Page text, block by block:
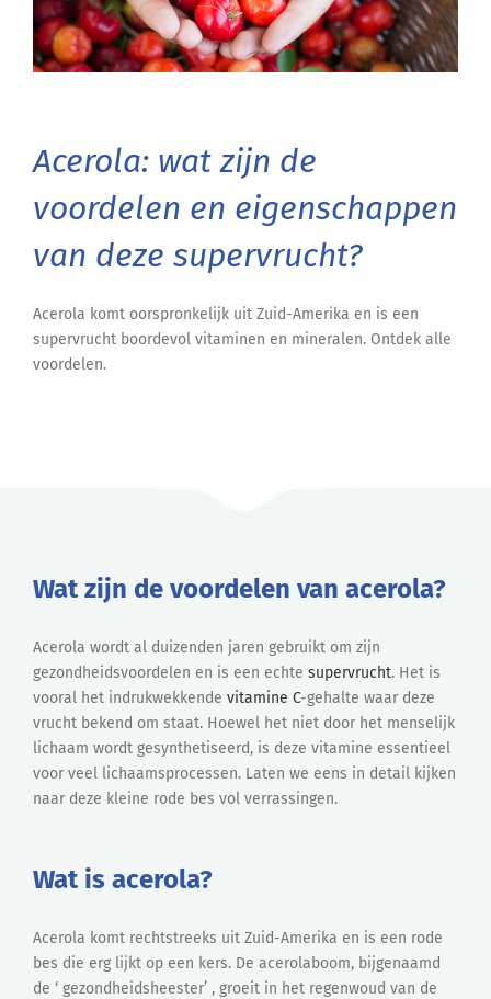
Acerola: wat zijn de
voordelen en eigenschappen
van deze supervrucht?
Acerola komt oorspronkelijk uit Zuid-Amerika en is een
supervrucht boordevol vitaminen en mineralen. Ontdek alle
voordelen.
Wat zijn de voordelen van acerola?
Acerola wordt al duizenden jaren gebruikt om zijn
gezondheidsvoordelen en is een echte supervrucht. Het is
vooral het indrukwekkende vitamine C-gehalte waar deze
vrucht bekend om staat. Hoewel het niet door het menselijk
lichaam wordt gesynthetiseerd, is deze vitamine essentieel
voor veel lichaamsprocessen. Laten we eens in detail kijken
naar deze kleine rode bes vol verrassingen.
Wat is acerola?
Acerola komt rechtstreeks uit Zuid-Amerika en is een rode
bes die erg lijkt op een kers. De acerolaboom, bijgenaamd
de ‘ gezondheidsheester’ , groeit in het regenwoud van de